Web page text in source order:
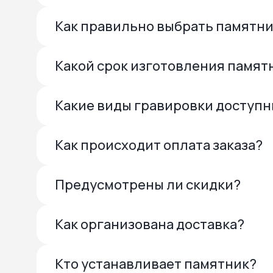
Как правильно выбрать
Какой срок изготовления
Какие виды гравировки
Как происходит оплата заказа?
Предусмотрены ли скидки?
Как организована доставка?
Кто устанавливает памятник?